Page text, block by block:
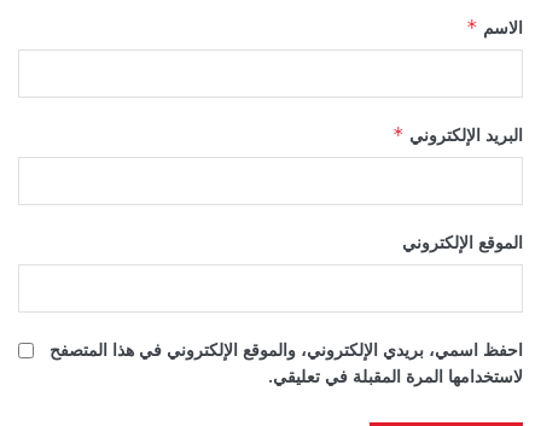
الاسم *
البريد الإلكتروني *
الموقع الإلكتروني
احفظ اسمي، بريدي الإلكتروني، والموقع الإلكتروني في هذا المتصفح
لاستخدامها المرة المقبلة في تعليقي.